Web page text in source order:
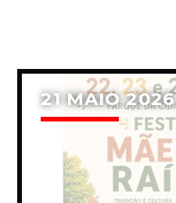
21 MAIO 2026